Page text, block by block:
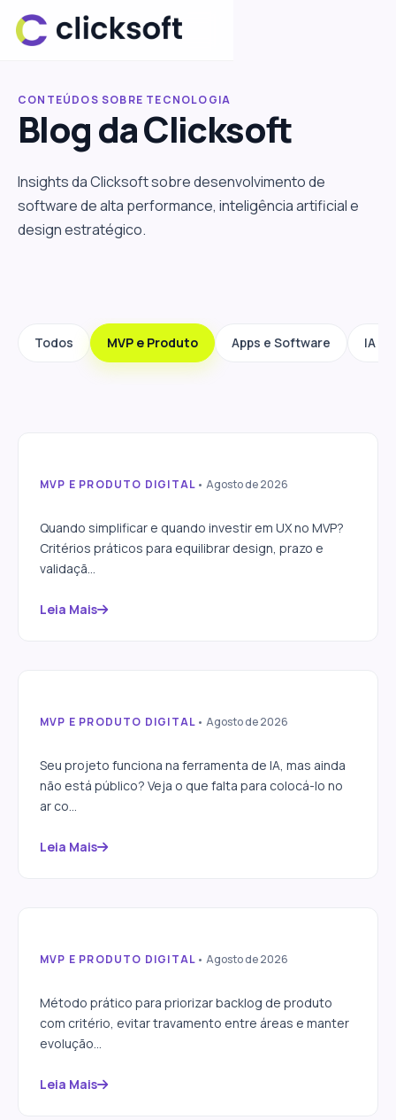
CONTEÚDOS SOBRE TECNOLOGIA
Blog daClicksoft
Insights da Clicksoft sobre desenvolvimento de
software de alta performance, inteligência artificial e
design estratégico.
Todos MVP e Produto Apps e Software IA e
Design de MVP: quando
em UX
MVP E PRODUTO DIGITAL • Agosto de 2026
Quando simplificar e quando investir em UX no MVP?
Critérios práticos para equilibrar design, prazo e
validaçã...
Leia Mais
Como colocar no ar um projeto
MVP E PRODUTO DIGITAL • Agosto de 2026
Seu projeto funciona na ferramenta de IA, mas ainda
não está público? Veja o que falta para colocá-lo no
ar co...
Leia Mais
Como priorizar backlog de
produto digital sem travar
evolução
MVP E PRODUTO DIGITAL • Agosto de 2026
Método prático para priorizar backlog de produto
com critério, evitar travamento entre áreas e manter
evolução...
Leia Mais